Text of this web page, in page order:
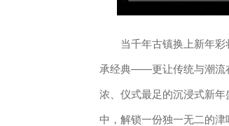
当千年古镇换上新年彩
承经典——更让传统与潮流
浓、仪式最足的沉浸式新
中，解锁一份独一无二的津